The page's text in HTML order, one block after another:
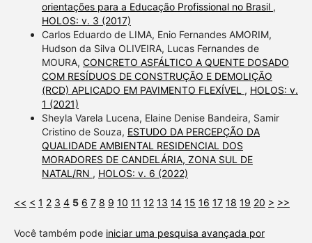
orientações para a Educação Profissional no Brasil ,
HOLOS: v. 3 (2017)
Carlos Eduardo de LIMA, Enio Fernandes AMORIM,
Hudson da Silva OLIVEIRA, Lucas Fernandes de
MOURA, CONCRETO ASFÁLTICO A QUENTE DOSADO
COM RESÍDUOS DE CONSTRUÇÃO E DEMOLIÇÃO
(RCD) APLICADO EM PAVIMENTO FLEXÍVEL , HOLOS: v.
1 (2021)
Sheyla Varela Lucena, Elaine Denise Bandeira, Samir
Cristino de Souza, ESTUDO DA PERCEPÇÃO DA
QUALIDADE AMBIENTAL RESIDENCIAL DOS
MORADORES DE CANDELÁRIA, ZONA SUL DE
NATAL/RN , HOLOS: v. 6 (2022)
<< < 1 2 3 4 5 6 7 8 9 10 11 12 13 14 15 16 17 18 19 20 > >>
Você também pode iniciar uma pesquisa avançada por